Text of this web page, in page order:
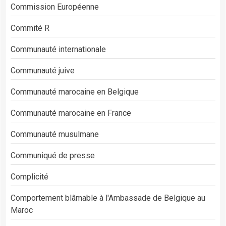
Commission Européenne
Commité R
Communauté internationale
Communauté juive
Communauté marocaine en Belgique
Communauté marocaine en France
Communauté musulmane
Communiqué de presse
Complicité
Comportement blâmable à l'Ambassade de Belgique au
Maroc